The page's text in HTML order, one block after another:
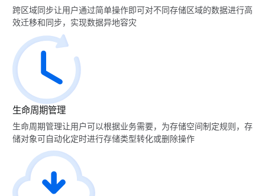
跨区域同步让用户通过简单操作即可对不同存储区域的数据进行高
效迁移和同步，实现数据异地容灾
生命周期管理
生命周期管理让用户可以根据业务需要，为存储空间制定规则，存
储对象可自动化定时进行存储类型转化或删除操作